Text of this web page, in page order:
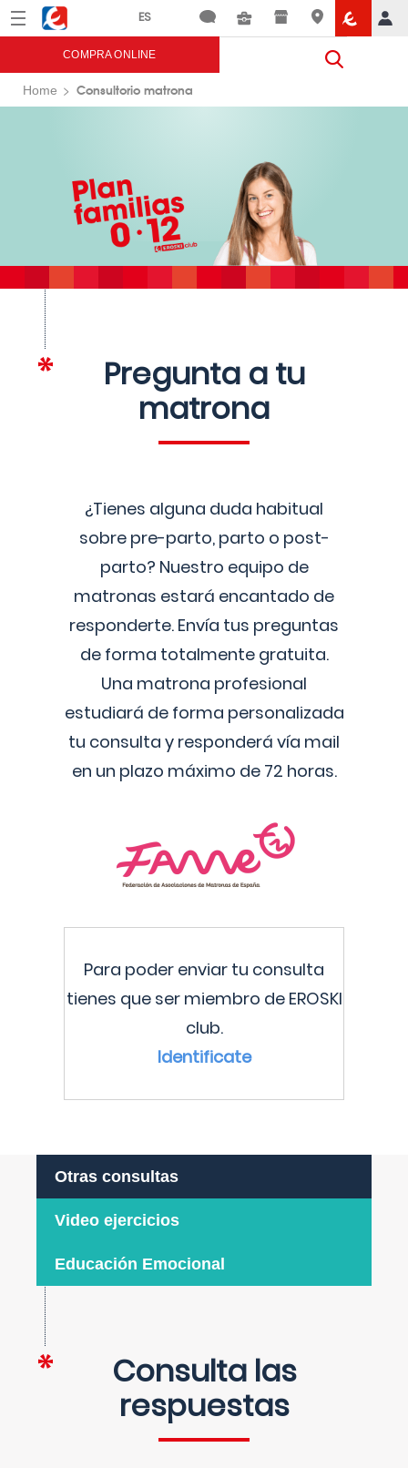
Menú Eroski
COMPRA ONLINE
Home Consultorio matrona
Pregunta a tu
matrona
¿Tienes alguna duda habitual
sobre pre-parto, parto o post-
parto? Nuestro equipo de
matronas estará encantado de
responderte. Envía tus preguntas
de forma totalmente gratuita.
Una matrona profesional
estudiará de forma personalizada
tu consulta y responderá vía mail
en un plazo máximo de 72 horas.
Para poder enviar tu consulta
tienes que ser miembro de EROSKI
club.
Identificate
Otras consultas
Video ejercicios
Educación Emocional
Consulta las
respuestas